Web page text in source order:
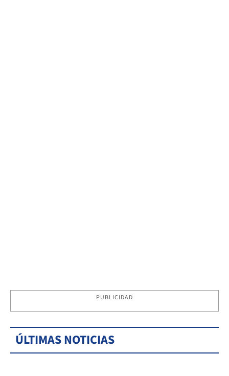
PUBLICIDAD
ÚLTIMAS NOTICIAS